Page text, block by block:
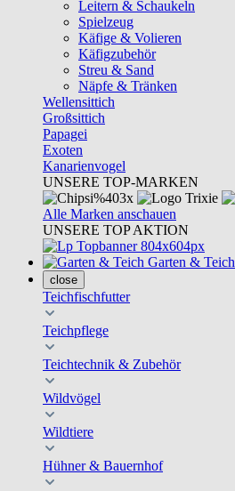
Leitern & Schaukeln
Spielzeug
Käfige & Volieren
Käfigzubehör
Streu & Sand
Näpfe & Tränken
Wellensittich
Großsittich
Papagei
Exoten
Kanarienvogel
UNSERE TOP-MARKEN
Alle Marken anschauen
UNSERE TOP AKTION
Garten & Teich
close
Teichfischfutter
Teichpflege
Teichtechnik & Zubehör
Wildvögel
Wildtiere
Hühner & Bauernhof